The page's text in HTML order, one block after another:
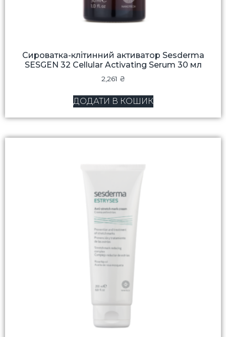
Сироватка-клітинний активатор Sesderma
SESGEN 32 Cellular Activating Serum 30 мл
2,261 ₴
ДОДАТИ В КОШИК